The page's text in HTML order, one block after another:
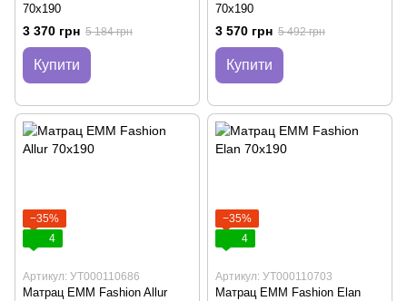
70х190
3 370 грн 5 184 грн
Купити
70х190
3 570 грн 5 492 грн
Купити
−35%
4
Артикул: УТ000110686
Матрац EMM Fashion Allur
−35%
4
Артикул: УТ000110703
Матрац EMM Fashion Elan